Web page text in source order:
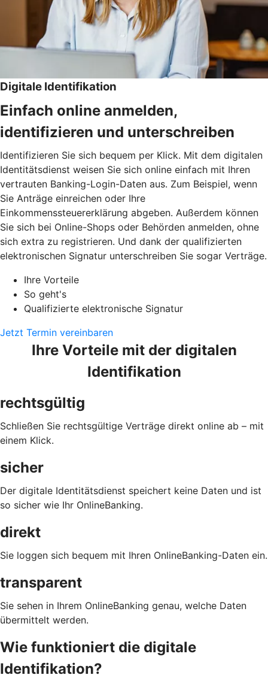
Digitale Identifikation
Einfach online anmelden,
identifizieren und unterschreiben
Identifizieren Sie sich bequem per Klick. Mit dem digitalen
Identitätsdienst weisen Sie sich online einfach mit Ihren
vertrauten Banking-Login-Daten aus. Zum Beispiel, wenn
Sie Anträge einreichen oder Ihre
Einkommenssteuererklärung abgeben. Außerdem können
Sie sich bei Online-Shops oder Behörden anmelden, ohne
sich extra zu registrieren. Und dank der qualifizierten
elektronischen Signatur unterschreiben Sie sogar Verträge.
Ihre Vorteile
So geht's
Qualifizierte elektronische Signatur
Jetzt Termin vereinbaren
Ihre Vorteile mit der digitalen
Identifikation
rechtsgültig
Schließen Sie rechtsgültige Verträge direkt online ab – mit
einem Klick.
sicher
Der digitale Identitätsdienst speichert keine Daten und ist
so sicher wie Ihr OnlineBanking.
direkt
Sie loggen sich bequem mit Ihren OnlineBanking-Daten ein.
transparent
Sie sehen in Ihrem OnlineBanking genau, welche Daten
übermittelt werden.
Wie funktioniert die digitale
Identifikation?